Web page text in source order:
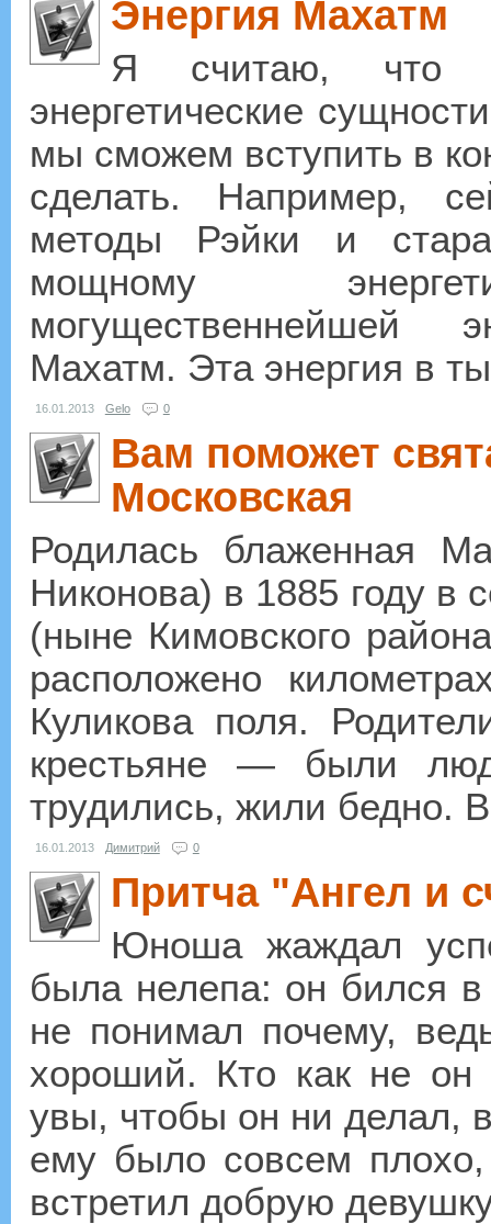
Энергия Махатм
Я считаю, что
энергетические
мы сможем вступить в
сделать. Например,
методы Рэйки и
мощному
могущественнейшей
Махатм. Эта энергия в
16.01.2013 Gelo 0
Вам поможет
Московская
Родилась блаженная
Никонова) в 1885 году в
(ныне Кимовского
расположено
Куликова поля.
крестьяне — были
трудились, жили бедно.
16.01.2013 Димитрий 0
Притча "Ангел и
Юноша жаждал
была нелепа: он бился
не понимал почему,
хороший. Кто как не
увы, чтобы он ни делал,
ему было совсем
встретил добрую